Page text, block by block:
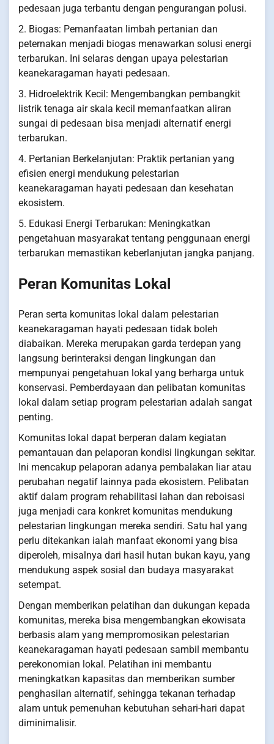
pedesaan juga terbantu dengan pengurangan polusi.
2. Biogas: Pemanfaatan limbah pertanian dan
peternakan menjadi biogas menawarkan solusi energi
terbarukan. Ini selaras dengan upaya pelestarian
keanekaragaman hayati pedesaan.
3. Hidroelektrik Kecil: Mengembangkan pembangkit
listrik tenaga air skala kecil memanfaatkan aliran
sungai di pedesaan bisa menjadi alternatif energi
terbarukan.
4. Pertanian Berkelanjutan: Praktik pertanian yang
efisien energi mendukung pelestarian
keanekaragaman hayati pedesaan dan kesehatan
ekosistem.
5. Edukasi Energi Terbarukan: Meningkatkan
pengetahuan masyarakat tentang penggunaan energi
terbarukan memastikan keberlanjutan jangka panjang.
Peran Komunitas Lokal
Peran serta komunitas lokal dalam pelestarian
keanekaragaman hayati pedesaan tidak boleh
diabaikan. Mereka merupakan garda terdepan yang
langsung berinteraksi dengan lingkungan dan
mempunyai pengetahuan lokal yang berharga untuk
konservasi. Pemberdayaan dan pelibatan komunitas
lokal dalam setiap program pelestarian adalah sangat
penting.
Komunitas lokal dapat berperan dalam kegiatan
pemantauan dan pelaporan kondisi lingkungan sekitar.
Ini mencakup pelaporan adanya pembalakan liar atau
perubahan negatif lainnya pada ekosistem. Pelibatan
aktif dalam program rehabilitasi lahan dan reboisasi
juga menjadi cara konkret komunitas mendukung
pelestarian lingkungan mereka sendiri. Satu hal yang
perlu ditekankan ialah manfaat ekonomi yang bisa
diperoleh, misalnya dari hasil hutan bukan kayu, yang
mendukung aspek sosial dan budaya masyarakat
setempat.
Dengan memberikan pelatihan dan dukungan kepada
komunitas, mereka bisa mengembangkan ekowisata
berbasis alam yang mempromosikan pelestarian
keanekaragaman hayati pedesaan sambil membantu
perekonomian lokal. Pelatihan ini membantu
meningkatkan kapasitas dan memberikan sumber
penghasilan alternatif, sehingga tekanan terhadap
alam untuk pemenuhan kebutuhan sehari-hari dapat
diminimalisir.